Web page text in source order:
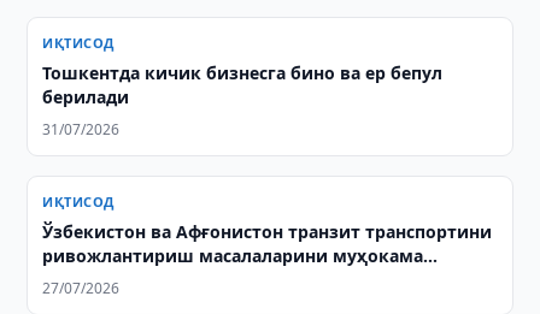
ИҚТИСОД
Тошкентда кичик бизнесга бино ва ер бепул
берилади
31/07/2026
ИҚТИСОД
Ўзбекистон ва Афғонистон транзит транспортини
ривожлантириш масалаларини муҳокама
қилишди
27/07/2026